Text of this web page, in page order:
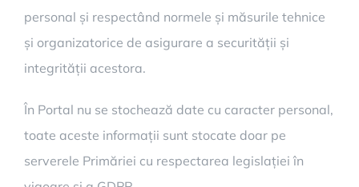
personal și respectând normele și măsurile tehnice
și organizatorice de asigurare a securității și
integrității acestora.
În Portal nu se stochează date cu caracter personal,
toate aceste informații sunt stocate doar pe
serverele Primăriei cu respectarea legislației în